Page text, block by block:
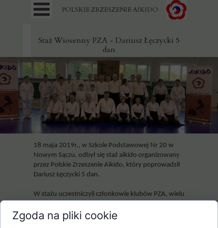
18 maja 2019r., w Szkole Podstawowej Nr 20 w
Nowym Sączu, odbył się staż aikido organizowany
przez Polskie Zrzeszenie Aikido, który poprowadził
Dariusz Łęczycki 5 dan.
W stażu uczestniczyli członkowie klubów PZA, wielu
Tematem szkolenia były techniki obronne przed
Staż Wiosenny PZA - Dariusz Łęczycki 5
dan
POLSKIE ZRZESZENIE AIKIDO
Zgoda na pliki cookie